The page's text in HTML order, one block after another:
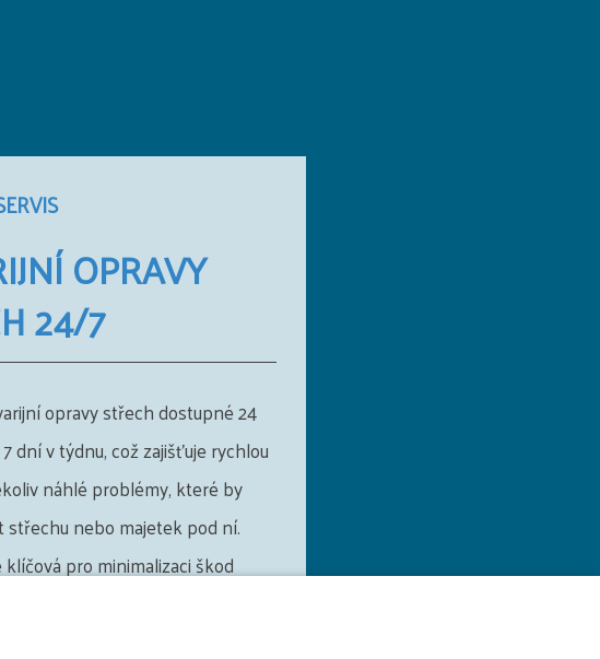
OPRAVY
24/7
opravy střech dostupné 24
dní v týdnu, což zajišťuje rychlou
náhlé problémy, které by
nebo majetek pod ní.
klíčová pro minimalizaci škod